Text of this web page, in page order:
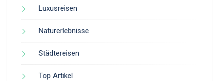
Luxusreisen
Naturerlebnisse
Städtereisen
Top Artikel